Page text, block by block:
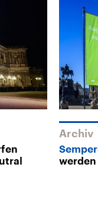
Archiv